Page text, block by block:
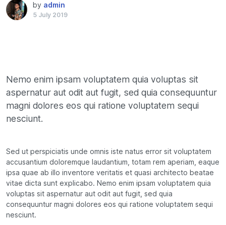
by admin
5 July 2019
Nemo enim ipsam voluptatem quia voluptas sit
aspernatur aut odit aut fugit, sed quia consequuntur
magni dolores eos qui ratione voluptatem sequi
nesciunt.
Sed ut perspiciatis unde omnis iste natus error sit voluptatem
accusantium doloremque laudantium, totam rem aperiam, eaque
ipsa quae ab illo inventore veritatis et quasi architecto beatae
vitae dicta sunt explicabo. Nemo enim ipsam voluptatem quia
voluptas sit aspernatur aut odit aut fugit, sed quia
consequuntur magni dolores eos qui ratione voluptatem sequi
nesciunt.